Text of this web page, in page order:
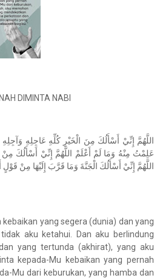
DIMINTA NABI
اللَّهُمَّ إِنِّيْ أَسْأَلُكَ مِنَ الْخَيْرِ كُلِّهِ عَاجِلِهِ
عَلِمْتُ مِنْهُ وَمَا لَمْ أَعْلَمْ اللَّهُمَّ إِنِّيْ أَسْأَلُكَ
اللَّهُمَّ إِنِّيْ أَسْأَلُكَ الْجَنَّةَ وَمَا قَرَّبَ إِلَيْهَا مِنْ
yang segera (dunia) dan yang
aku ketahui. Dan aku berlindung
yang tertunda (akhirat), yang aku
kepada-Mu kebaikan yang pernah
Mu dari keburukan, yang hamba dan